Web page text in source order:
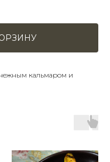
кальмаром и